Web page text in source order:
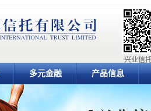
兴业信
多元金融 产品信息